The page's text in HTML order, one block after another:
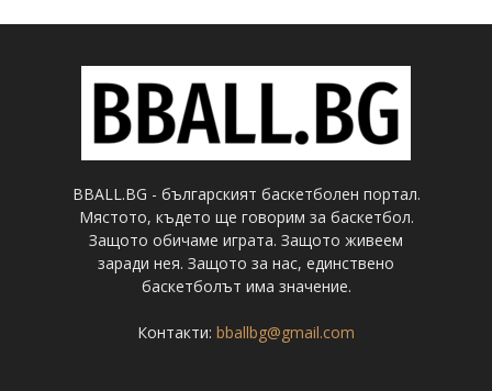
BBALL.BG - българският баскетболен портал.
Мястото, където ще говорим за баскетбол.
Защото обичаме играта. Защото живеем
заради нея. Защото за нас, единствено
баскетболът има значение.
Контакти: bballbg@gmail.com